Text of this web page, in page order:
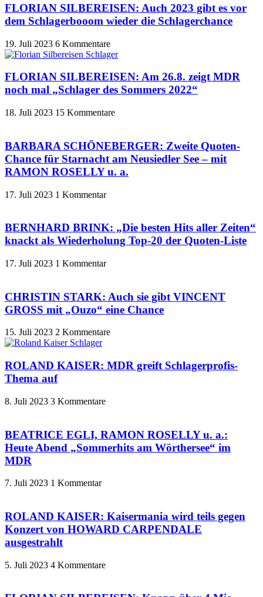
FLORIAN SILBEREISEN: Auch 2023 gibt es vor
dem Schlagerbooom wieder die Schlagerchance
19. Juli 2023 6 Kommentare
FLORIAN SILBEREISEN: Am 26.8. zeigt MDR
noch mal „Schlager des Sommers 2022“
18. Juli 2023 15 Kommentare
BARBARA SCHÖNEBERGER: Zweite Quoten-
Chance für Starnacht am Neusiedler See – mit
RAMON ROSELLY u. a.
17. Juli 2023 1 Kommentar
BERNHARD BRINK: „Die besten Hits aller Zeiten“
knackt als Wiederholung Top-20 der Quoten-Liste
17. Juli 2023 1 Kommentar
CHRISTIN STARK: Auch sie gibt VINCENT
GROSS mit „Ouzo“ eine Chance
15. Juli 2023 2 Kommentare
ROLAND KAISER: MDR greift Schlagerprofis-
Thema auf
8. Juli 2023 3 Kommentare
BEATRICE EGLI, RAMON ROSELLY u. a.:
Heute Abend „Sommerhits am Wörthersee“ im
MDR
7. Juli 2023 1 Kommentar
ROLAND KAISER: Kaisermania wird teils gegen
Konzert von HOWARD CARPENDALE
ausgestrahlt
5. Juli 2023 4 Kommentare